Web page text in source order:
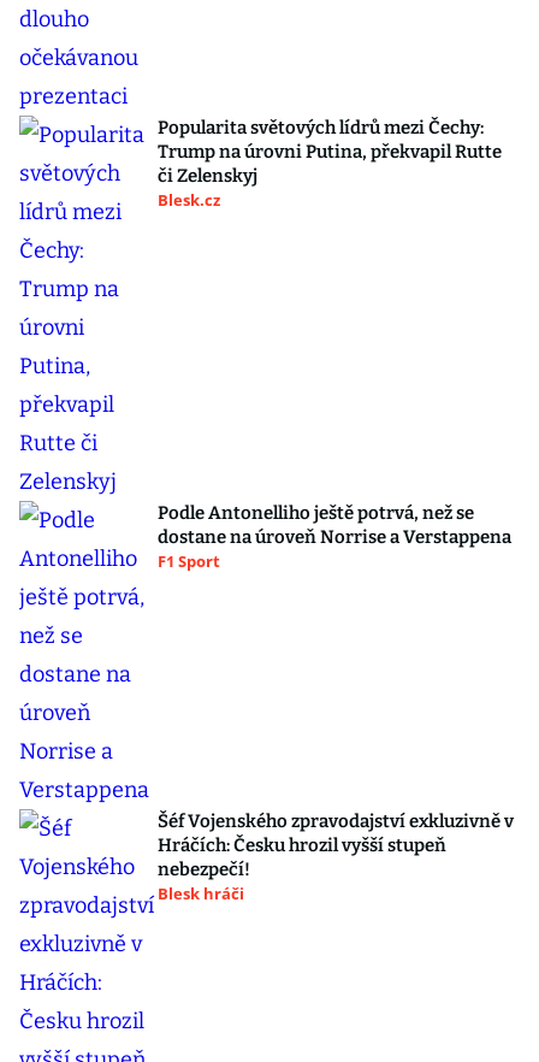
Popularita světových lídrů mezi Čechy:
Trump na úrovni Putina, překvapil Rutte
či Zelenskyj
Blesk.cz
Podle Antonelliho ještě potrvá, než se
dostane na úroveň Norrise a Verstappena
F1 Sport
Šéf Vojenského zpravodajství exkluzivně v
Hráčích: Česku hrozil vyšší stupeň
nebezpečí!
Blesk hráči